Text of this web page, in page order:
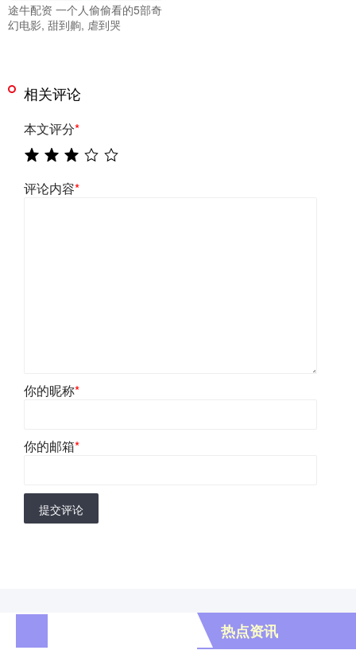
途牛配资 一个人偷偷看的5部奇
幻电影, 甜到齁, 虐到哭
相关评论
本文评分*
评论内容*
你的昵称*
你的邮箱*
提交评论
热点资讯